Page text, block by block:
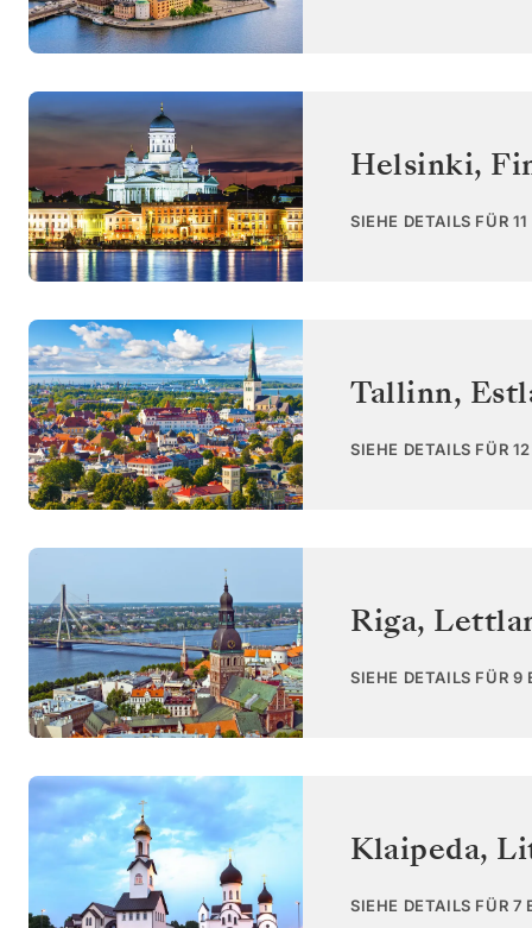
Helsinki,
SIEHE DETAILS FÜR
Tallinn,
SIEHE DETAILS FÜR
Riga,
SIEHE DETAILS FÜR 9
Klaipeda,
SIEHE DETAILS FÜR 7